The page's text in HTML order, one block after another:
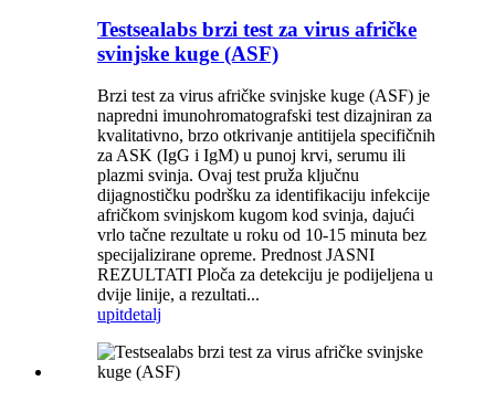
Testsealabs brzi test za virus afričke
svinjske kuge (ASF)
Brzi test za virus afričke svinjske kuge (ASF) je
napredni imunohromatografski test dizajniran za
kvalitativno, brzo otkrivanje antitijela specifičnih
za ASK (IgG i IgM) u punoj krvi, serumu ili
plazmi svinja. Ovaj test pruža ključnu
dijagnostičku podršku za identifikaciju infekcije
afričkom svinjskom kugom kod svinja, dajući
vrlo tačne rezultate u roku od 10-15 minuta bez
specijalizirane opreme. Prednost JASNI
REZULTATI Ploča za detekciju je podijeljena u
dvije linije, a rezultati...
upitdetalj